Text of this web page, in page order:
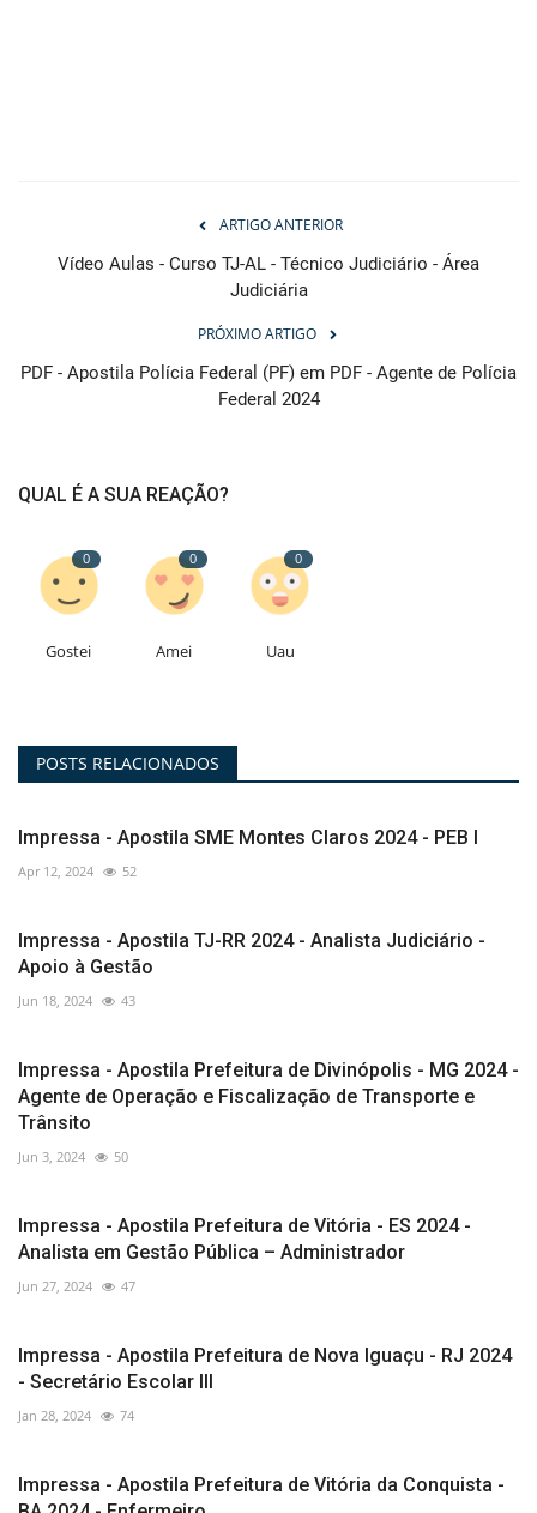
ARTIGO ANTERIOR
Vídeo Aulas - Curso TJ-AL - Técnico Judiciário - Área
Judiciária
PRÓXIMO ARTIGO
PDF - Apostila Polícia Federal (PF) em PDF - Agente de Polícia
Federal 2024
QUAL É A SUA REAÇÃO?
0
Gostei
0
Amei
0
Uau
POSTS RELACIONADOS
Impressa - Apostila SME Montes Claros 2024 - PEB I
Apr 12, 2024 52
Impressa - Apostila TJ-RR 2024 - Analista Judiciário -
Apoio à Gestão
Jun 18, 2024 43
Impressa - Apostila Prefeitura de Divinópolis - MG 2024 -
Agente de Operação e Fiscalização de Transporte e
Trânsito
Jun 3, 2024 50
Impressa - Apostila Prefeitura de Vitória - ES 2024 -
Analista em Gestão Pública – Administrador
Jun 27, 2024 47
Impressa - Apostila Prefeitura de Nova Iguaçu - RJ 2024
- Secretário Escolar III
Jan 28, 2024 74
Impressa - Apostila Prefeitura de Vitória da Conquista -